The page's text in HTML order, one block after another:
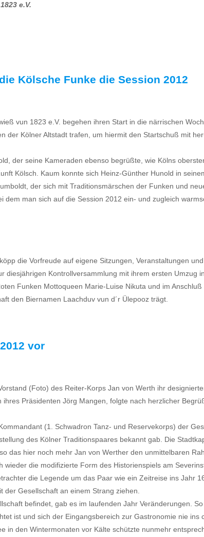
e.V.
Kölsche Funke die Session 2012
vun 1823 e.V. begehen ihren Start in die närrischen
der Kölner Altstadt trafen, um hiermit den Startschuß mit
der seine Kameraden ebenso begrüßte, wie Kölns
Kölsch. Kaum konnte sich Heinz-Günther Hunold in
der sich mit Traditionsmärschen der Funken und
man sich auf die Session 2012 ein- und zugleich
die Vorfreude auf eigene Sitzungen, Veranstaltungen
Kontrollversammlung mit ihrem ersten Umzug
Funken Mottoqueen Marie-Luise Nikuta und im
Biernamen Laachduv vun d´r Ülepooz trägt.
vor
(Foto) des Reiter-Korps Jan von Werth ihr
Präsidenten Jörg Mangen, folgte nach herzlicher
(1. Schwadron Tanz- und Reservekorps) der
des Kölner Traditionspaares bekannt gab. Die
das hier noch mehr Jan von Werther den unmittelbaren
die modifizierte Form des Historienspiels am
die Legende um das Paar wie ein Zeitreise ins Jahr
Gesellschaft an einem Strang ziehen.
befindet, gab es im laufenden Jahr Veränderungen.
ist und sich der Eingangsbereich zur Gastronomie nie
in den Wintermonaten vor Kälte schützte nunmehr